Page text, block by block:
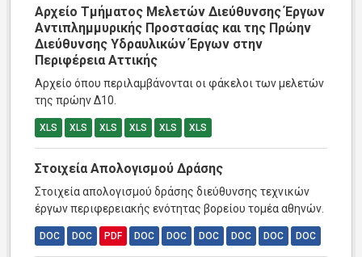
Αρχείο Τμήματος Μελετών Διεύθυνσης Έργων
Αντιπλημμυρικής Προστασίας και της Πρώην
Διεύθυνσης Υδραυλικών Έργων στην
Περιφέρεια Αττικής
Αρχείο όπου περιλαμβάνονται οι φάκελοι των μελετών
της πρώην Δ10.
XLS XLS XLS XLS XLS XLS
Στοιχεία Απολογισμού Δράσης
Στοιχεία απολογισμού δράσης διεύθυνσης τεχνικών
έργων περιφερειακής ενότητας βορείου τομέα αθηνών.
DOC DOC PDF DOC DOC DOC DOC DOC DOC